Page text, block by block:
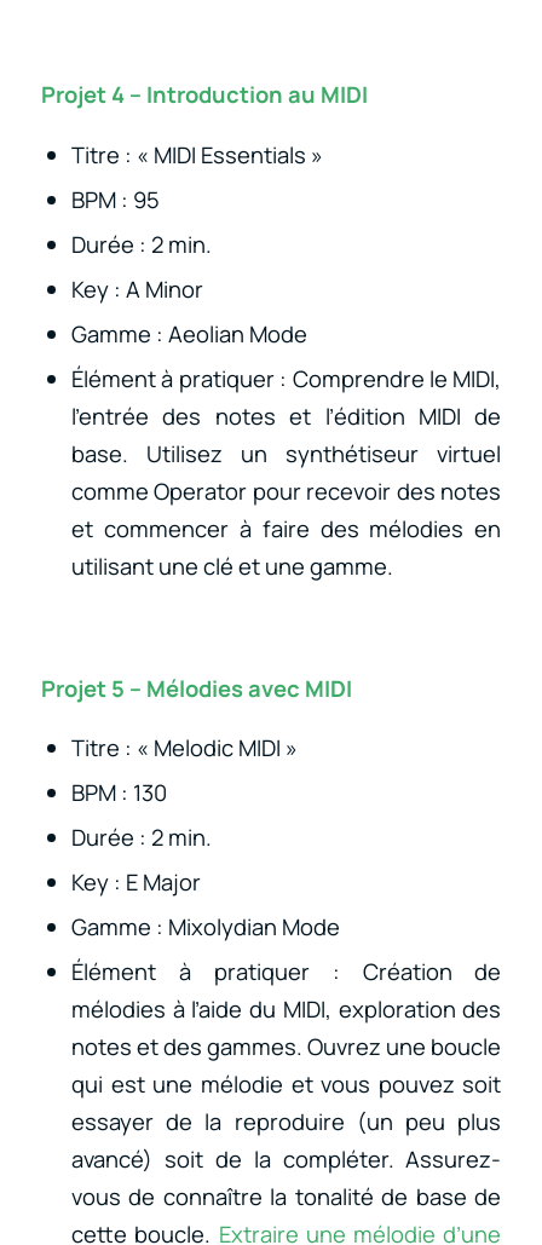
Projet 4 – Introduction au MIDI
Titre : « MIDI Essentials »
BPM : 95
Durée : 2 min.
Key : A Minor
Gamme : Aeolian Mode
Élément à pratiquer : Comprendre le MIDI,
l’entrée des notes et l’édition MIDI de
base. Utilisez un synthétiseur virtuel
comme Operator pour recevoir des notes
et commencer à faire des mélodies en
utilisant une clé et une gamme.
Projet 5 – Mélodies avec MIDI
Titre : « Melodic MIDI »
BPM : 130
Durée : 2 min.
Key : E Major
Gamme : Mixolydian Mode
Élément à pratiquer : Création de
mélodies à l’aide du MIDI, exploration des
notes et des gammes. Ouvrez une boucle
qui est une mélodie et vous pouvez soit
essayer de la reproduire (un peu plus
avancé) soit de la compléter. Assurez-
vous de connaître la tonalité de base de
cette boucle. Extraire une mélodie d’une